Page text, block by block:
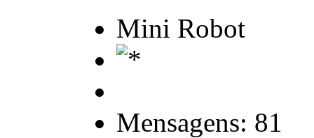
Mini Robot
Mensagens: 81